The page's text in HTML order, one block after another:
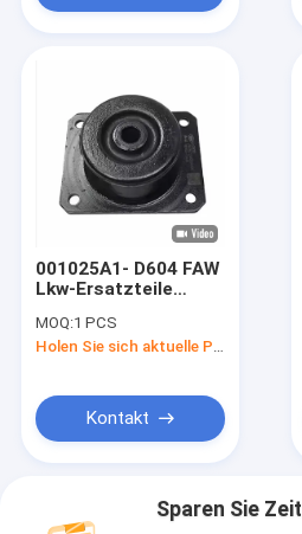
001025A1- D604 FAW
Lkw-Ersatzteile
Einbauteile Front-
Aufhängung Ersatz
MOQ:1 PCS
Kontakt
Sparen Sie Zeit